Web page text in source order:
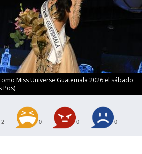
Miss Universe Guatemala 2026 el sábado
Pos)
2 0 0 0